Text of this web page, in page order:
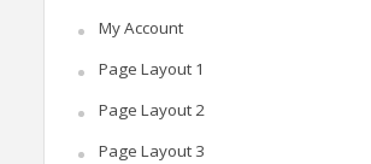
My Account
Page Layout 1
Page Layout 2
Page Layout 3